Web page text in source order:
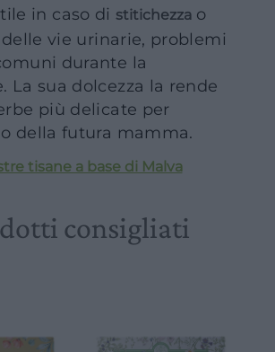
in caso distitichezza o
vie urinarie, problemi
durante la
La sua dolcezza la rende
più delicate per
della futura mamma.
tisane a base di Malva
consigliati